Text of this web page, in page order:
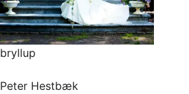
bryllup
Peter Hestbæk